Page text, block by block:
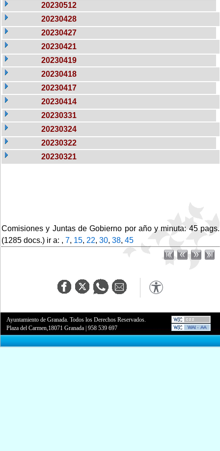
20230512
20230428
20230427
20230421
20230419
20230418
20230417
20230414
20230331
20230324
20230322
20230321
Comisiones y Juntas de Gobierno por año y minuta: 45 pags.
(1285 docs.) ir a: , 7, 15, 22, 30, 38, 45
Ayuntamiento de Granada. Todos los Derechos Reservados.
Plaza del Carmen,18071 Granada |958 539 697